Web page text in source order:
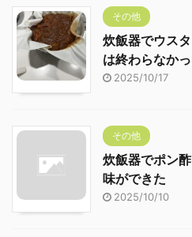
その他
炊飯器でウス
は終わらなか
2025/10/17
その他
炊飯器でポン
味ができた
2025/10/10